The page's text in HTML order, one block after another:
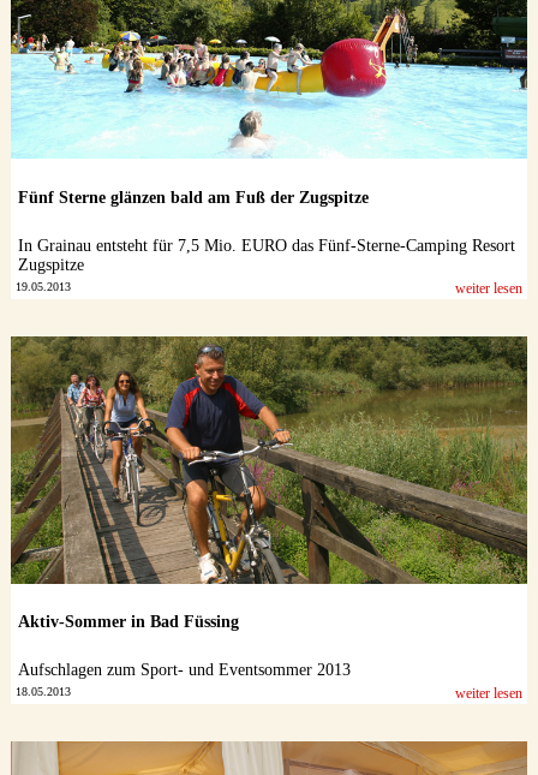
Fünf Sterne glänzen bald am Fuß der Zugspitze
In Grainau entsteht für 7,5 Mio. EURO das Fünf-Sterne-Camping Resort
Zugspitze
19.05.2013 weiter lesen
Aktiv-Sommer in Bad Füssing
Aufschlagen zum Sport- und Eventsommer 2013
18.05.2013 weiter lesen